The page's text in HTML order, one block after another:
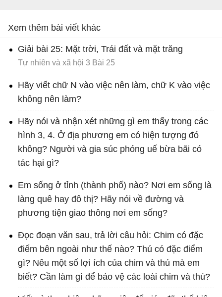
Xem thêm bài viết khác
Giải bài 25: Mặt trời, Trái đất và mặt trăng
Tự nhiên và xã hội 3 Bài 25
Hãy viết chữ N vào việc nên làm, chữ K vào việc
không nên làm?
Hãy nói và nhận xét những gì em thấy trong các
hình 3, 4. Ở địa phương em có hiện tượng đó
không? Người và gia súc phóng uế bừa bãi có
tác hại gì?
Em sống ở tỉnh (thành phố) nào? Nơi em sống là
làng quê hay đô thị? Hãy nói về đường và
phương tiện giao thông nơi em sống?
Đọc đoạn văn sau, trả lời câu hỏi: Chim có đặc
điểm bên ngoài như thế nào? Thú có đặc điểm
gì? Nêu một số lợi ích của chim và thú mà em
biết? Cần làm gì để bảo vệ các loài chim và thú?